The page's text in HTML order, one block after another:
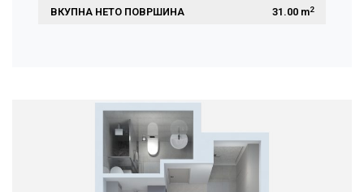
ВКУПНА НЕТО ПОВРШИНА 31.00 m2